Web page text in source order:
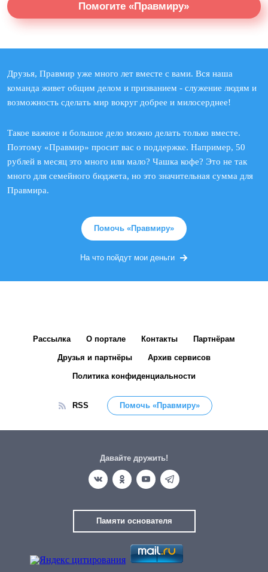
Помогите «Правмиру»
Друзья, Правмир уже много лет вместе с вами. Вся наша
команда живет общим делом и призванием - служение людям и
возможность сделать мир вокруг добрее и милосерднее!
Такое важное и большое дело можно делать только вместе.
Поэтому «Правмир» просит вас о поддержке. Например, 50
рублей в месяц это много или мало? Чашка кофе? Это не так
много для семейного бюджета, но это значительная сумма для
Правмира.
Помочь «Правмиру»
На что пойдут мои деньги
Рассылка О портале Контакты Партнёрам
Друзья и партнёры Архив сервисов
Политика конфиденциальности
RSS Помочь «Правмиру»
Давайте дружить!
Памяти основателя